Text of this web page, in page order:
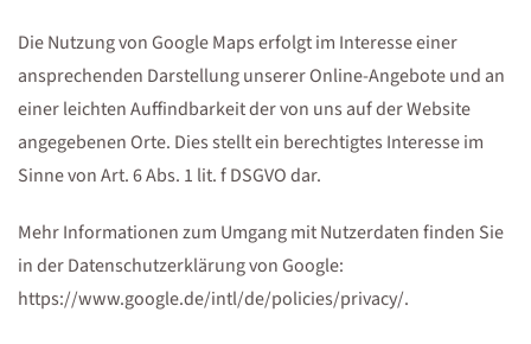
Die Nutzung von Google Maps erfolgt im Interesse einer
ansprechenden Darstellung unserer Online-Angebote und an
einer leichten Auffindbarkeit der von uns auf der Website
angegebenen Orte. Dies stellt ein berechtigtes Interesse im
Sinne von Art. 6 Abs. 1 lit. f DSGVO dar.
Mehr Informationen zum Umgang mit Nutzerdaten finden Sie
in der Datenschutzerklärung von Google:
https://www.google.de/intl/de/policies/privacy/.